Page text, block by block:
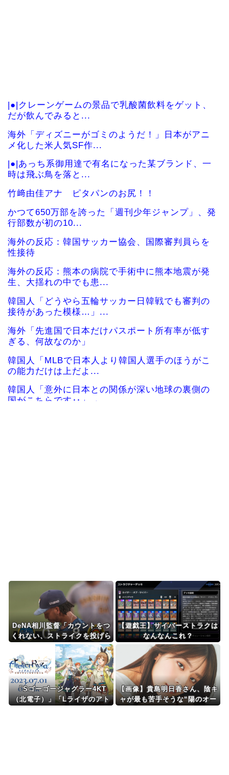
|●|クレーンゲームの景品で乳酸菌飲料をゲット、
だが飲んでみると...
海外「ディズニーがゴミのようだ！」日本がアニ
メ化した米人気SF作...
|●|あっち系御用達で有名になった某ブランド、一
時は飛ぶ鳥を落と...
竹﨑由佳アナ ピタパンのお尻！！
かつて650万部を誇った「週刊少年ジャンプ」、発
行部数が初の10...
海外の反応：韓国サッカー協会、国際審判員らを
性接待
海外の反応：熊本の病院で手術中に熊本地震が発
生、大揺れの中でも患...
韓国人「どうやら五輪サッカー日韓戦でも審判の
接待があった模様…」...
海外「先進国で日本だけパスポート所有率が低す
ぎる、何故なのか」
韓国人「MLBで日本人より韓国人選手のほうがこ
の能力だけは上だよ...
韓国人「意外に日本との関係が深い地球の裏側の
国がこちらです‥」→...
Powered by livedoor 相互RSS
DeNA相川監督「カウントをつ
くれない、ストライクを投げら
れない」ビド２軍再調整を明
言 急遽登板の若松も負担を考
慮し抹消へ
【遊戯王】サイバーストラクは
なんなんこれ？
「Sゴーゴージャグラー4KT
（北電子）」「Lライザのアト
【画像】貴島明日香さん、陰キ
ャが最も苦手そうな“陽のオー